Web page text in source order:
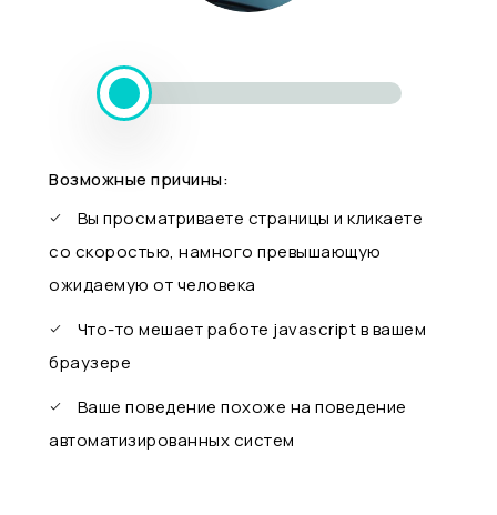
Возможные причины:
Вы просматриваете страницы и кликаете
со скоростью, намного превышающую
ожидаемую от человека
Что-то мешает работе javascript в вашем
браузере
Ваше поведение похоже на поведение
автоматизированных систем